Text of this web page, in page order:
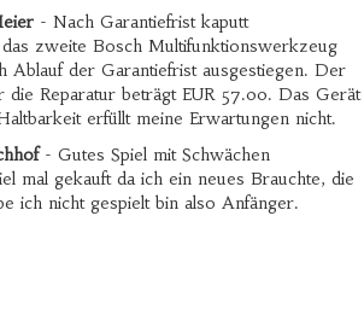
- Nach Garantiefrist kaputt
zweite Bosch Multifunktionswerkzeug
Ablauf der Garantiefrist ausgestiegen. Der
die Reparatur beträgt EUR 57.00. Das Gerät
erfüllt meine Erwartungen nicht.
- Gutes Spiel mit Schwächen
mal gekauft da ich ein neues Brauchte, die
ich nicht gespielt bin also Anfänger.